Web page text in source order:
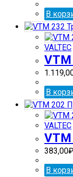
В
VALTEC
VTM
В
VALTEC
VTM
383,00₽
В